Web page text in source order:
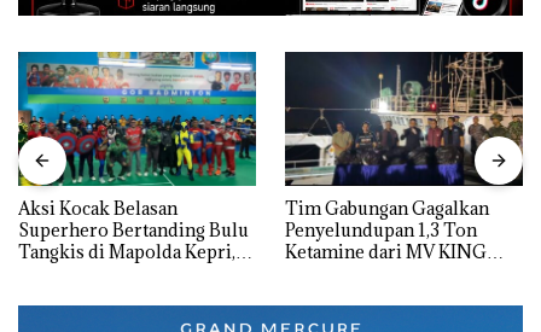
Aksi Kocak Belasan
Superhero Bertanding Bulu
Tangkis di Mapolda Kepri,
Tim Gabungan Gagalkan
Penyelundupan 1,3 Ton
Ketamine dari MV KING